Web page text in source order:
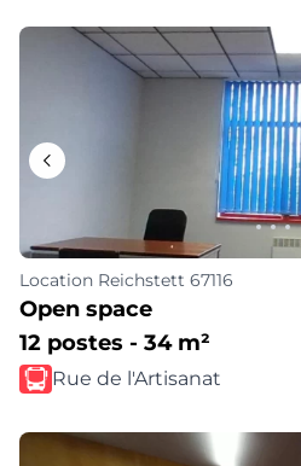
Location Reichstett 67116
Open space
12 postes - 34 m²
Rue de l'Artisanat